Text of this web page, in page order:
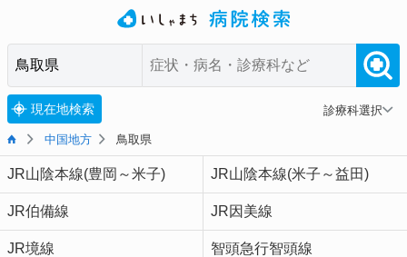
現在地検索 診療科選択
中国地方 鳥取県
JR山陰本線(豊岡～米子) JR山陰本線(米子～益田)
JR伯備線 JR因美線
JR境線 智頭急行智頭線